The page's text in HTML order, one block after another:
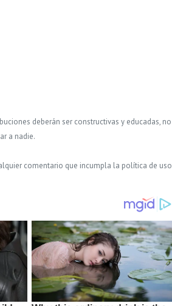
deberán ser constructivas y educadas, no
a nadie.
comentario que incumpla la política de uso